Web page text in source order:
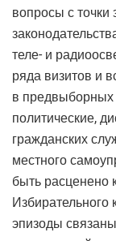
вопросы с точки
теле- и
ряда визитов и
в
политические,
гражданских
местного
быть расценено
Избирательного
эпизоды